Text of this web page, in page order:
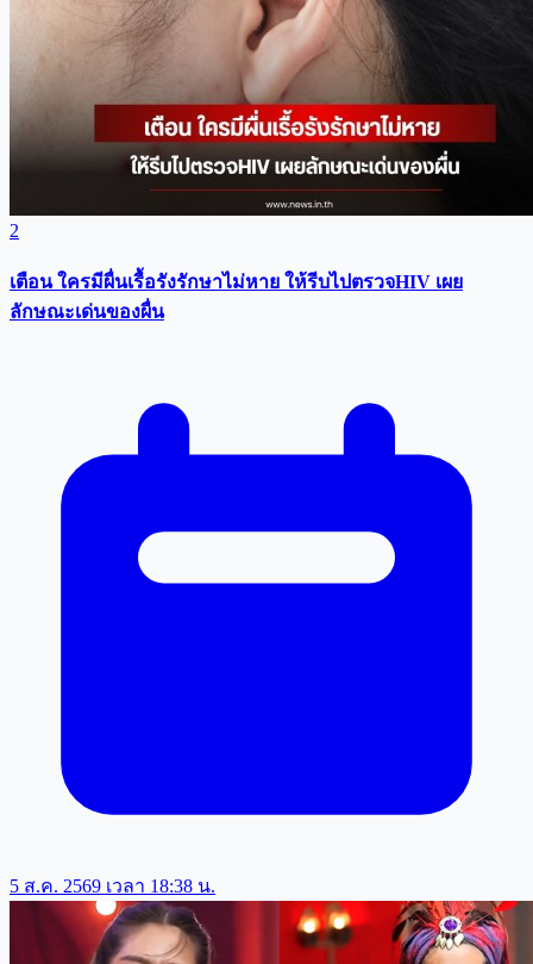
2
เตือน ใครมีผื่นเรื้อรังรักษาไม่หาย ให้รีบไปตรวจHIV เผย
ลักษณะเด่นของผื่น
5 ส.ค. 2569 เวลา 18:38 น.